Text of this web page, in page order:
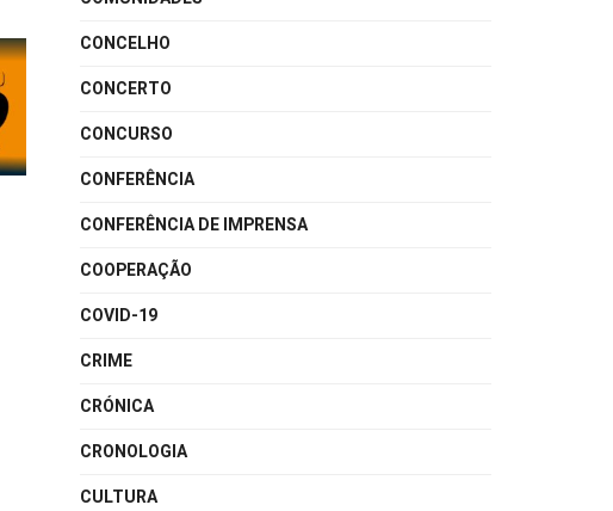
CONCELHO
CONCERTO
CONCURSO
CONFERÊNCIA
CONFERÊNCIA DE IMPRENSA
COOPERAÇÃO
COVID-19
CRIME
CRÓNICA
CRONOLOGIA
CULTURA